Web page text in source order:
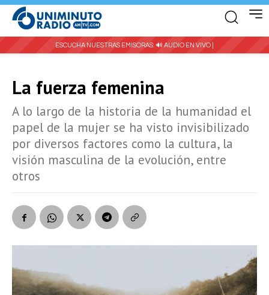
ESCUCHA NUESTRAS EMISORAS: 🔊 AUDIO EN VIVO |
La fuerza femenina
A lo largo de la historia de la humanidad el
papel de la mujer se ha visto invisibilizado
por diversos factores como la cultura, la
visión masculina de la evolución, entre
otros